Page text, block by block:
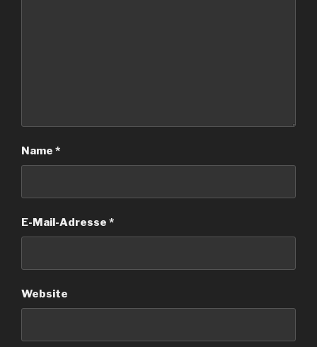
Name *
E-Mail-Adresse *
Website